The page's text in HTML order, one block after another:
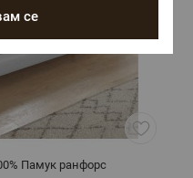
Памук ранфорс
се